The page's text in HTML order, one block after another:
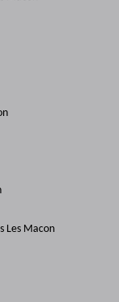
Les Macon